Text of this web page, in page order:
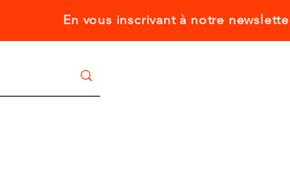
En vous inscrivant à notre